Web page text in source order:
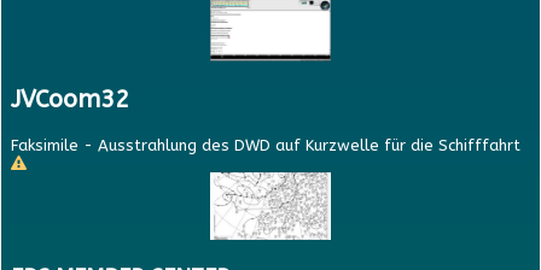
JVCoom32
Faksimile - Ausstrahlung des DWD auf Kurzwelle für die Schifffahrt